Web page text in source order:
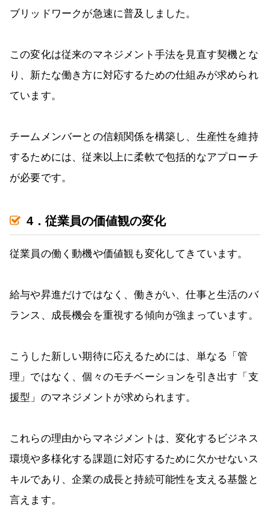
ブリッドワークが急速に普及しました。
この変化は従来のマネジメント手法を見直す契機とな
り、新たな働き方に対応するための仕組みが求められ
ています。
チームメンバーとの信頼関係を構築し、生産性を維持
するためには、従来以上に柔軟で包括的なアプローチ
が必要です。
4．従業員の価値観の変化
従業員の働く動機や価値観も変化してきています。
給与や昇進だけではなく、働きがい、仕事と生活のバ
ランス、成長機会を重視する傾向が強まっています。
こうした新しい期待に応えるためには、単なる「管
理」ではなく、個々のモチベーションを引き出す「支
援型」のマネジメントが求められます。
これらの理由からマネジメントは、変化するビジネス
環境や多様化する課題に対応するために欠かせないス
キルであり、企業の成長と持続可能性を支える基盤と
言えます。